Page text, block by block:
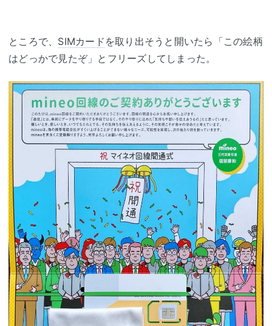
ところで、 SIMカード を取り出そうと開いたら「この絵柄
はどっかで見たぞ」とフリーズしてしまった。